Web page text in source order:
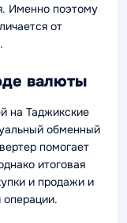
Именно поэтому
от
валюты
на Таджикские
обменный
помогает
итоговая
и продажи и